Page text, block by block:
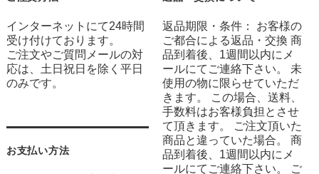
インターネットにて24時間
受け付けております。
ご注文やご質問メールの対
応は、土日祝日を除く平日
のみです。
お支払い方法
返品期限・条件： お客様の
ご都合による返品・交換 商
品到着後、1週間以内にメ
ールにてご連絡下さい。 未
使用の物に限らせていただ
きます。 この場合、送料、
手数料はお客様負担とさせ
て頂きます。 ご注文頂いた
商品と違っていた場合。 商
品到着後、1週間以内にメ
ールにてご連絡下さい。 ご